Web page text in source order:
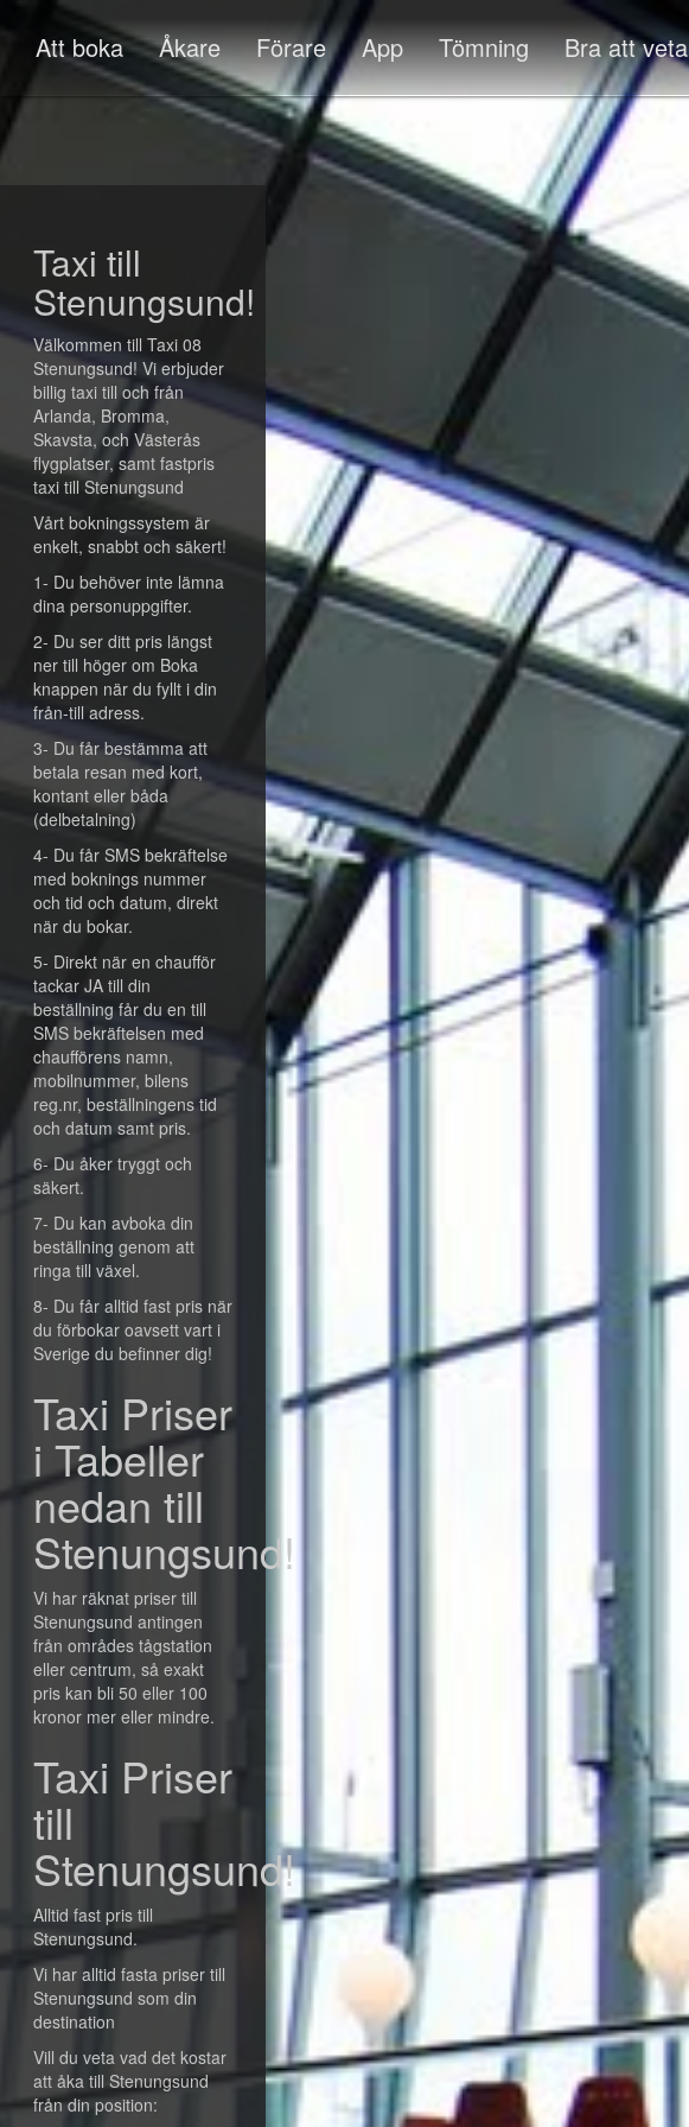
Att boka Åkare Förare App Tömning Bra att veta
Taxi till
Stenungsund!
Välkommen till Taxi 08
Stenungsund! Vi erbjuder
billig taxi till och från
Arlanda, Bromma,
Skavsta, och Västerås
flygplatser, samt fastpris
taxi till Stenungsund
Vårt bokningssystem är
enkelt, snabbt och säkert!
1- Du behöver inte lämna
dina personuppgifter.
2- Du ser ditt pris längst
ner till höger om Boka
knappen när du fyllt i din
från-till adress.
3- Du får bestämma att
betala resan med kort,
kontant eller båda
(delbetalning)
4- Du får SMS bekräftelse
med boknings nummer
och tid och datum, direkt
när du bokar.
5- Direkt när en chaufför
tackar JA till din
beställning får du en till
SMS bekräftelsen med
chaufförens namn,
mobilnummer, bilens
reg.nr, beställningens tid
och datum samt pris.
6- Du åker tryggt och
säkert.
7- Du kan avboka din
beställning genom att
ringa till växel.
8- Du får alltid fast pris när
du förbokar oavsett vart i
Sverige du befinner dig!
Taxi Priser
i Tabeller
nedan till
Stenungsund!
Vi har räknat priser till
Stenungsund antingen
från områdes tågstation
eller centrum, så exakt
pris kan bli 50 eller 100
kronor mer eller mindre.
Taxi Priser
till
Stenungsund!
Alltid fast pris till
Stenungsund.
Vi har alltid fasta priser till
Stenungsund som din
destination
Vill du veta vad det kostar
att åka till Stenungsund
från din position: